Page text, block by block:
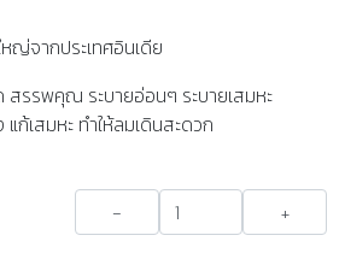
ญ่จากประเทศอินเดีย
สรรพคุณ​ ระบายอ่อนๆ ระบายเสมหะ
ก้เสมหะ ทำให้ลมเดินสะดวก
- +